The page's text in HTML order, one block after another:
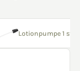
Lotionpumpe 1 stk